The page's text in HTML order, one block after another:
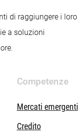
di raggiungere i loro
a soluzioni
Competenze
Mercati emergenti
Credito